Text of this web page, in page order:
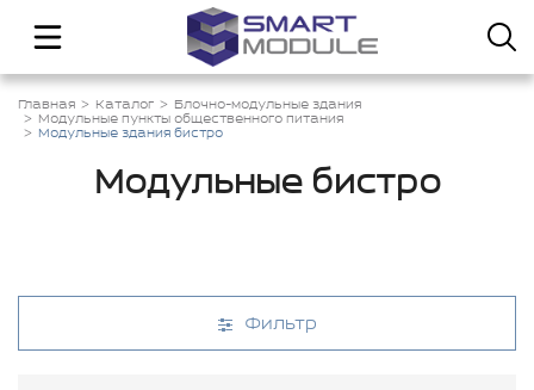
Главная Каталог
Блочно-модульные здания
Модульные пункты общественного питания
Модульные здания бистро
Модульные бистро
Фильтр